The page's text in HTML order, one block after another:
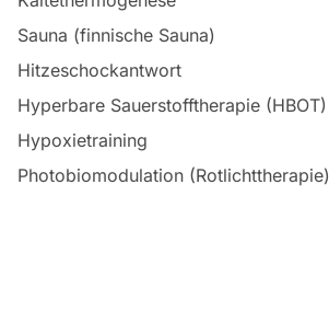
Sauna (finnische Sauna)
Hitzeschockantwort
Hyperbare Sauerstofftherapie (HBOT)
Hypoxietraining
Photobiomodulation (Rotlichttherapie)